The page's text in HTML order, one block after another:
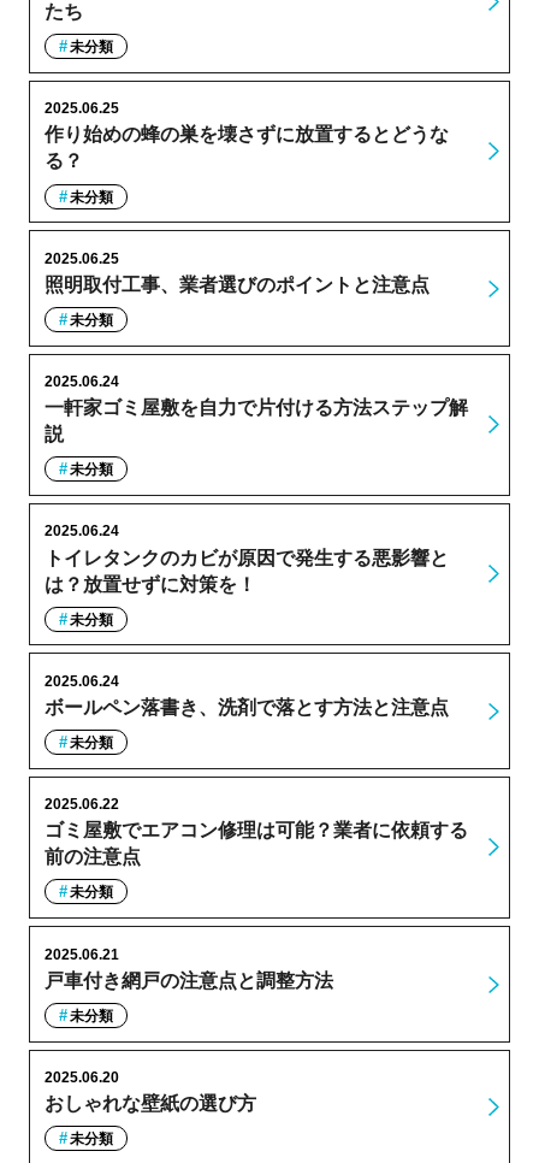
たち
未分類
作り始めの蜂の巣を壊さずに放置するとどうな
る？
2025.06.25
未分類
照明取付工事、業者選びのポイントと注意点
2025.06.25
未分類
一軒家ゴミ屋敷を自力で片付ける方法ステップ解
説
2025.06.24
未分類
トイレタンクのカビが原因で発生する悪影響と
は？放置せずに対策を！
2025.06.24
未分類
ボールペン落書き、洗剤で落とす方法と注意点
2025.06.24
未分類
ゴミ屋敷でエアコン修理は可能？業者に依頼する
前の注意点
2025.06.22
未分類
戸車付き網戸の注意点と調整方法
2025.06.21
未分類
おしゃれな壁紙の選び方
2025.06.20
未分類